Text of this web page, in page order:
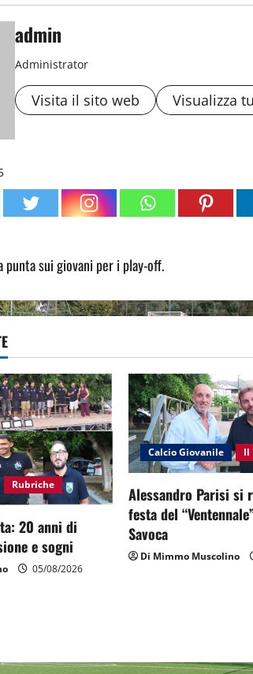
admin
Administrator
Visita il sito web Visualizza
punta sui giovani per i play-off.
Rubriche
20 anni di
e sogni
05/08/2026
Calcio Giovanile Il
Alessandro Parisi si
festa del
Savoca
Di Mimmo Muscolino